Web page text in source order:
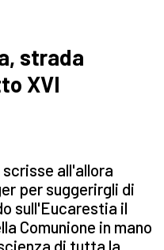
strada
XVI
all'allora
per suggerirgli di
sull'Eucarestia il
Comunione in mano
di tutta la